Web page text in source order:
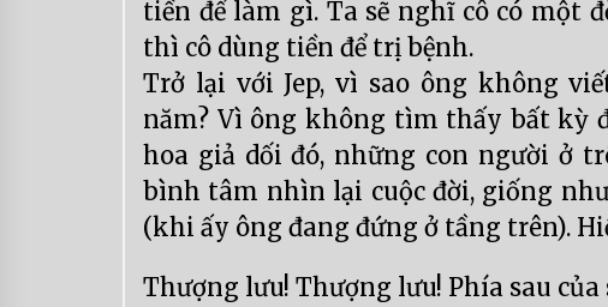
tiền để làm gì. Ta sẽ nghĩ cô có một
thì cô dùng tiền để trị bệnh.
Trở lại với Jep, vì sao ông không
năm? Vì ông không tìm thấy bất kỳ
hoa giả dối đó, những con người ở
bình tâm nhìn lại cuộc đời, giống
(khi ấy ông đang đứng ở tầng trên).
Thượng lưu! Thượng lưu! Phía sau